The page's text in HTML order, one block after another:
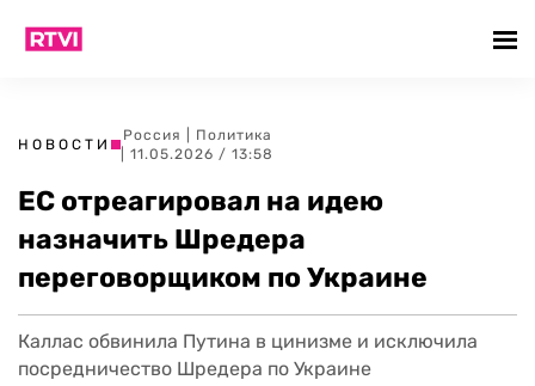
НОВОСТИ
Россия
Политика
| 11.05.2026 / 13:58
ЕС отреагировал на идею
назначить Шредера
переговорщиком по Украине
Каллас обвинила Путина в цинизме и исключила
посредничество Шредера по Украине